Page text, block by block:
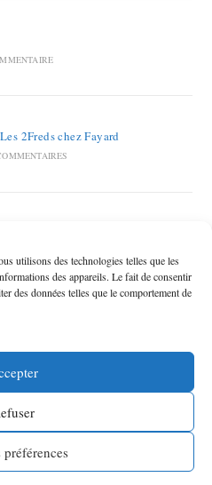
utilisons des technologies telles que les
des appareils. Le fait de consentir
des données telles que le comportement de
2Freds chez Fayard
contemporain